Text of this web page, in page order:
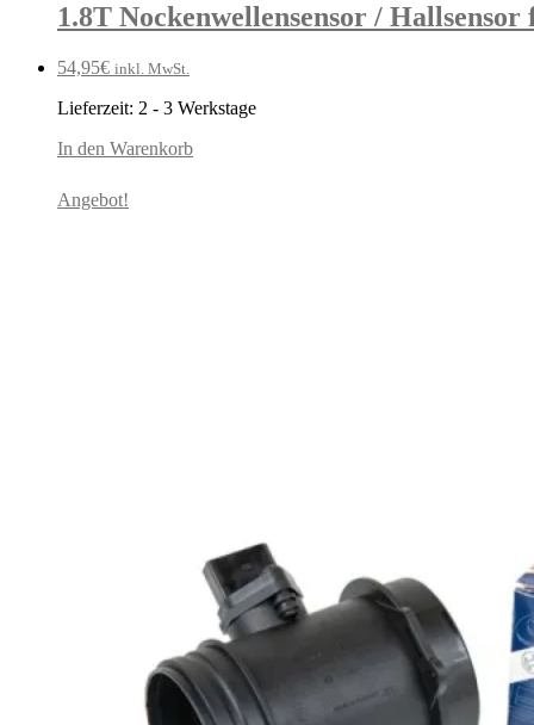
1.8T Nockenwellensensor /
54,95€ inkl. MwSt.
Lieferzeit: 2 - 3 Werkstage
In den Warenkorb
Angebot!